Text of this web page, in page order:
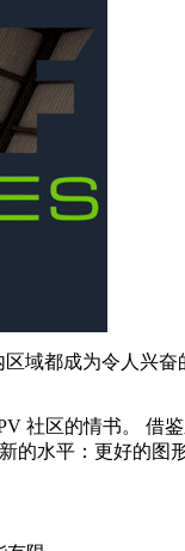
域都成为令人兴奋
社区的情书。 借
的水平：更好的图